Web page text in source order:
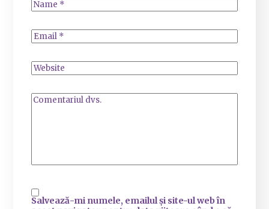
Salvează-mi numele, emailul și site-ul web în